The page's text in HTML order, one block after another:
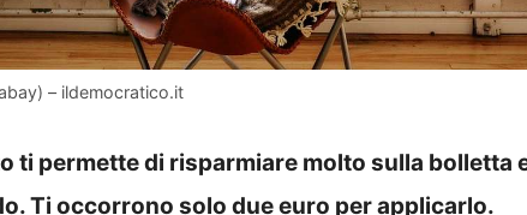
– ildemocratico.it
ti permette di risparmiare molto sulla bolletta
Ti occorrono solo due euro per applicarlo.